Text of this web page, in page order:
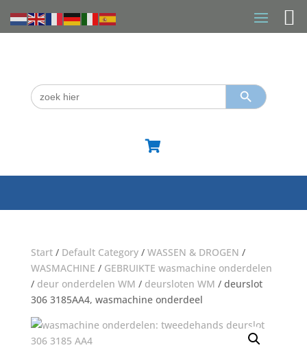
Zoek
naar:
Zoekknop

Start/ Default Category/ WASSEN & DROGEN /
WASMACHINE / GEBRUIKTE wasmachine onderdelen
/ deur onderdelen WM / deursloten WM / deurslot
306 3185AA4, wasmachine onderdeel